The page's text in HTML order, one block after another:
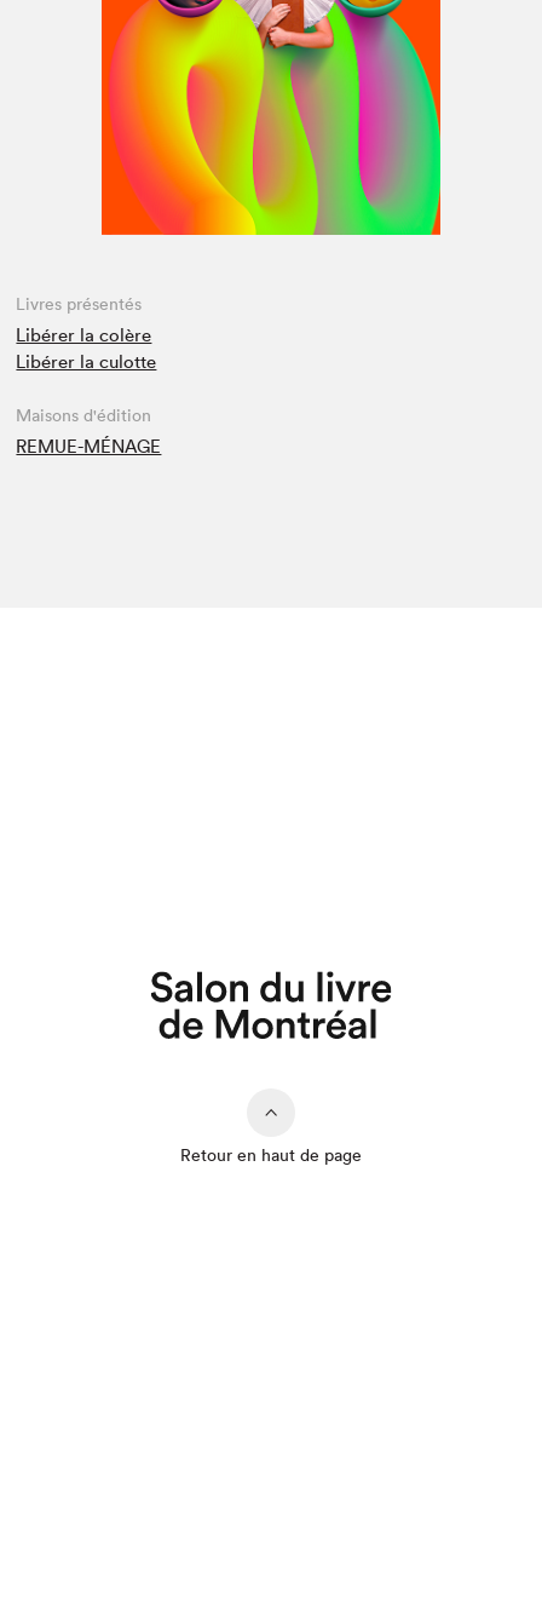
Espace médias
Livres présentés
Libérer la colère
Libérer la culotte
Maisons d'édition
REMUE-MÉNAGE
Retour en haut de page